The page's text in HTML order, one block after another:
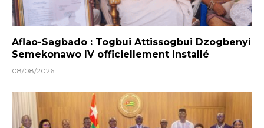
Aflao-Sagbado : Togbui Attissogbui Dzogbenyi
Semekonawo IV officiellement installé
08/08/2026